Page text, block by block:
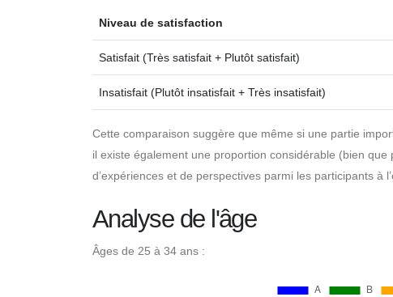
Niveau de satisfaction
Satisfait (Très satisfait + Plutôt satisfait)
Insatisfait (Plutôt insatisfait + Très insatisfait)
Cette comparaison suggère que même si une partie
il existe également une proportion considérable (bien
d’expériences et de perspectives parmi les participants à
Analyse de l'âge
Âges de 25 à 34 ans :